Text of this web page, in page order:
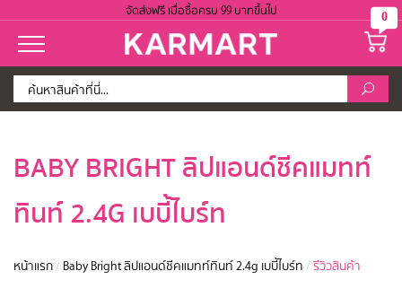
จัดส่งฟรี เมื่อซื้อครบ 99 บาทขึ้นไป 0
BABY BRIGHT ลิปแอนด์ชีคแมทท์
ทินท์ 2.4G เบบี้ไบร์ท
หน้าแรก / Baby Bright ลิปแอนด์ชีคแมทท์ทินท์ 2.4g เบบี้ไบร์ท /รีวิวสินค้า